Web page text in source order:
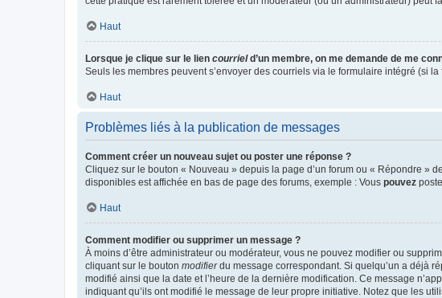
Haut
Lorsque je clique sur le lien courrield’un membre, on me demande de me
Seuls les membres peuvent s’envoyer des courriels via le formulaire intégré (si
Haut
Problèmes liés à la publication de messages
Comment créer un nouveau sujet ou poster une réponse ?
Cliquez sur le bouton « Nouveau » depuis la page d’un forum ou « Répondre »
disponibles est affichée en bas de page des forums, exemple : Vous pouvez
Haut
Comment modifier ou supprimer un message ?
À moins d’être administrateur ou modérateur, vous ne pouvez modifier ou
cliquant sur le bouton modifierdu message correspondant. Si quelqu’un a déjà
modifié ainsi que la date et l’heure de la dernière modification. Ce message
indiquant qu’ils ont modifié le message de leur propre initiative. Notez que les